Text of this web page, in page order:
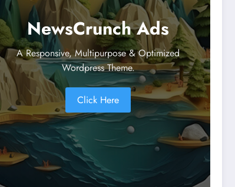
NewsCrunch Ads
A Responsive, Multipurpose & Optimized
Wordpress Theme.
Click Here